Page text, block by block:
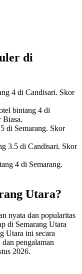
di
4 di Candisari. Skor
bintang 4 di
Biasa.
di Semarang. Skor
3.5 di Candisari. Skor
4 di Semarang.
Utara?
nyata dan popularitas
di Semarang Utara
Utara ini secara
pengalaman
2026.